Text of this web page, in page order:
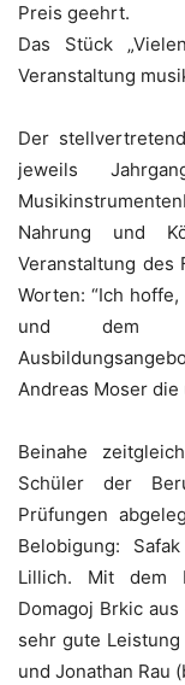
Preis geehrt.
Das Stück
Veranstaltung
Der
jeweils
Nahrung und
Veranstaltung des
Worten: “Ich
und dem
Andreas Moser
Beinahe
Schüler der
Prüfungen
Belobigung:
Lillich. Mit dem
Domagoj Brkic
sehr gute
und Jonathan Rau